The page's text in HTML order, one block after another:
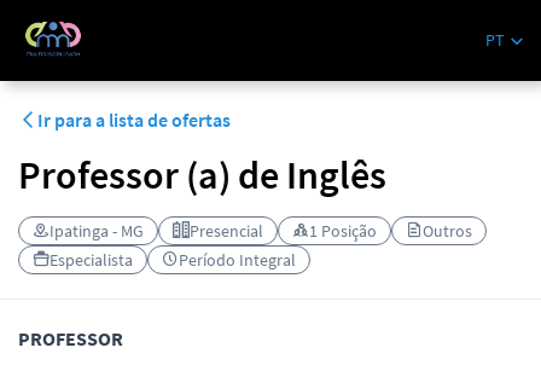
PT
Ir para a lista de ofertas
Professor (a) de Inglês
Ipatinga - MG Presencial 1 Posição
Outros
Especialista
Período Integral
PROFESSOR